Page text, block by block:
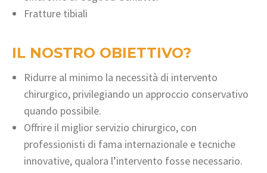
Fratture tibiali
IL NOSTRO OBIETTIVO?
Ridurre al minimo la necessità di intervento
chirurgico, privilegiando un approccio conservativo
quando possibile.
Offrire il miglior servizio chirurgico, con
professionisti di fama internazionale e tecniche
innovative, qualora l’intervento fosse necessario.